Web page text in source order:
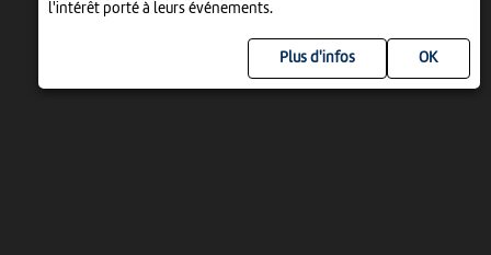
l'intérêt porté à leurs événements.
Plus d'infos